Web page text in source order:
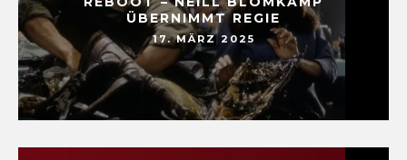
ÜBERNIMMT REGIE
17. MÄRZ 2025